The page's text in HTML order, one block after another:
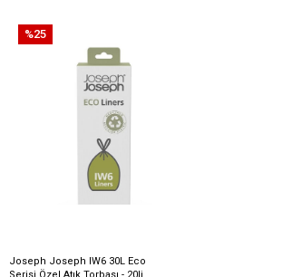
Joseph Joseph IW6 30L Eco
Serisi Özel Atık Torbası - 20li
%25